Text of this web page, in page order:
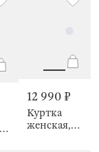
12 990 ₽
Куртка
женская,